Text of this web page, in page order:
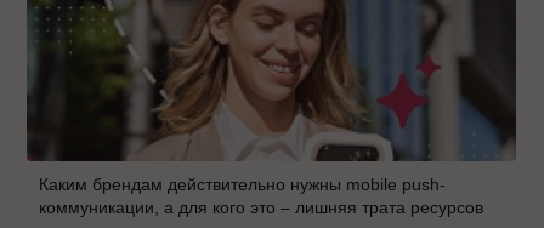
Каким брендам действительно нужны mobile push-
коммуникации, а для кого это – лишняя трата ресурсов